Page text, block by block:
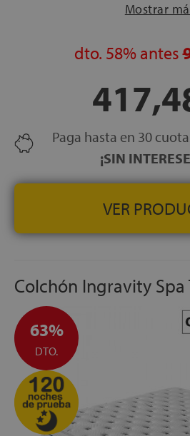
Pocket Premium® Top
VERSIÓN GEMELO:
No disponible
HIPOALERGÉNICO:
TRANSPIRABILIDAD:
Trofeo del Hogar 2026
CERTIFICADOS: OEKO-TEX®
3 años
Mostrar
dto. 58% antes
Paga hasta en 30
¡SIN
VER
Colchón Ingravity Spa
63%
DTO.